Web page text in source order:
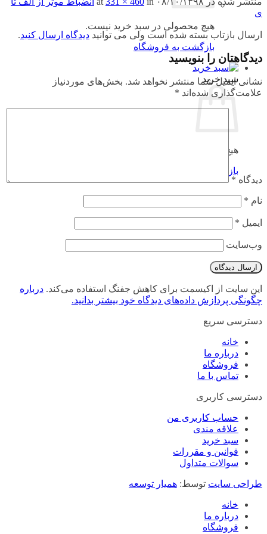
هیچ محصولی در سبد خرید نیست.
بازگشت به فروشگاه
سبد خرید
هیچ محصولی در سبد خرید نیست.
بازگشت به فروشگاه
ی
ارسال بازتاب بسته شده است ولی می توانید دیدگاه ارسال کنید.
دیدگاهتان را بنویسید
نشانی ایمیل شما منتشر نخواهد شد. بخش‌های موردنیاز
علامت‌گذاری شده‌اند *
دیدگاه *
نام *
ایمیل *
وب‌سایت
این سایت از اکیسمت برای کاهش جفنگ استفاده می‌کند. درباره
چگونگی پردازش داده‌های دیدگاه خود بیشتر بدانید.
دسترسی سریع
خانه
درباره ما
فروشگاه
تماس با ما
دسترسی کاربری
حساب کاربری من
علاقه مندی
سبد خرید
قوانین و مقررات
سوالات متداول
طراحی سایت توسط: همیار توسعه
خانه
درباره ما
فروشگاه